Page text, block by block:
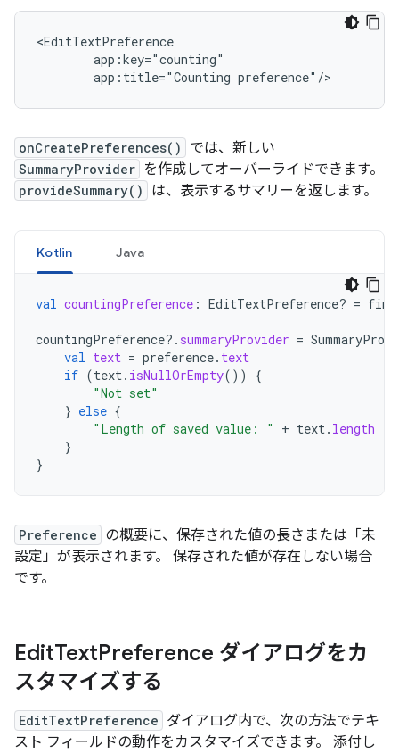
app:title="Counting preference"/>
onCreatePreferences() では、新しい
SummaryProvider を作成してオーバーライドできます。
provideSummary() は、表示するサマリーを返します。
Kotlin Java
val countingPreference : EditTextPreference? =
countingPreference?. summaryProvider =
val text = preference. text
if (text. isNullOrEmpty())
{
"Not set"
} else {
"Length of saved value: "
+ text. length
}
}
Preference の概要に、保存された値の長さまたは「未
設定」が表示されます。 保存された値が存在しない場合
です。
EditTextPreference ダイアログをカ
スタマイズする
EditTextPreference ダイアログ内で、次の方法でテキ
スト フィールドの動作をカスタマイズできます。 添付し